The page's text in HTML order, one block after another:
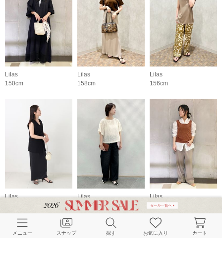
Lilas
150cm
Lilas
158cm
Lilas
156cm
Lilas
Lilas
160cm
Lilas
150cm
メニュー スナップ 探す お気に入り カート